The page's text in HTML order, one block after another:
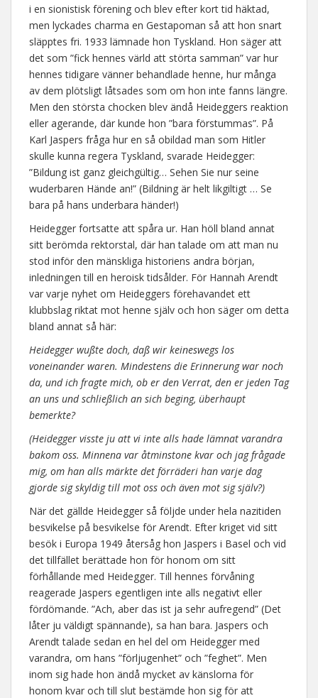
i en sionistisk förening och blev efter kort tid häktad,
men lyckades charma en Gestapoman så att hon snart
släpptes fri. 1933 lämnade hon Tyskland. Hon säger att
det som ”fick hennes värld att störta samman” var hur
hennes tidigare vänner behandlade henne, hur många
av dem plötsligt låtsades som om hon inte fanns längre.
Men den största chocken blev ändå Heideggers reaktion
eller agerande, där kunde hon ”bara förstummas”. På
Karl Jaspers fråga hur en så obildad man som Hitler
skulle kunna regera Tyskland, svarade Heidegger:
”Bildung ist ganz gleichgültig… Sehen Sie nur seine
wuderbaren Hände an!” (Bildning är helt likgiltigt … Se
bara på hans underbara händer!)
Heidegger fortsatte att spåra ur. Han höll bland annat
sitt berömda rektorstal, där han talade om att man nu
stod inför den mänskliga historiens andra början,
inledningen till en heroisk tidsålder. För Hannah Arendt
var varje nyhet om Heideggers förehavandet ett
klubbslag riktat mot henne själv och hon säger om detta
bland annat så här:
Heidegger wußte doch, daß wir keineswegs los
voneinander waren. Mindestens die Erinnerung war noch
da, und ich fragte mich, ob er den Verrat, den er jeden Tag
an uns und schließlich an sich beging, überhaupt
bemerkte?
(Heidegger visste ju att vi inte alls hade lämnat varandra
bakom oss. Minnena var åtminstone kvar och jag frågade
mig, om han alls märkte det förräderi han varje dag
gjorde sig skyldig till mot oss och även mot sig själv?)
När det gällde Heidegger så följde under hela nazitiden
besvikelse på besvikelse för Arendt. Efter kriget vid sitt
besök i Europa 1949 återsåg hon Jaspers i Basel och vid
det tillfället berättade hon för honom om sitt
förhållande med Heidegger. Till hennes förvåning
reagerade Jaspers egentligen inte alls negativt eller
fördömande. ”Ach, aber das ist ja sehr aufregend” (Det
låter ju väldigt spännande), sa han bara. Jaspers och
Arendt talade sedan en hel del om Heidegger med
varandra, om hans ”förljugenhet” och ”feghet”. Men
inom sig hade hon ändå mycket av känslorna för
honom kvar och till slut bestämde hon sig för att